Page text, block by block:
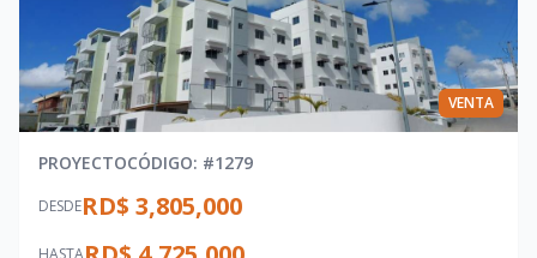
VENTA
PROYECTOCÓDIGO: #1279
DESDERD$ 3,805,000
HASTA